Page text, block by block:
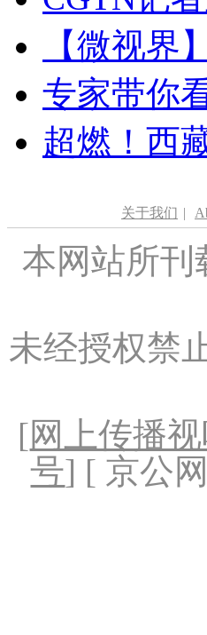
【微视界
专家带你
超燃！西
关于我们 |
本网站所刊
未经授权禁
[网上传播
号] [ 京公